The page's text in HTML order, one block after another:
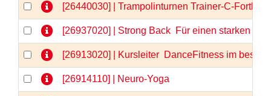
[26440030] | Trampolinturnen Trainer-C-
[26937020] | Strong Back  Für einen starken
[26913020] | Kursleiter  DanceFitness im
[26914110] | Neuro-Yoga